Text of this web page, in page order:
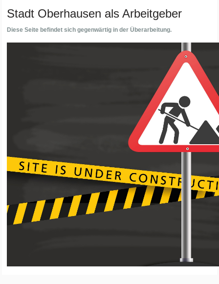
Stadt Oberhausen als Arbeitgeber
Diese Seite befindet sich gegenwärtig in der Überarbeitung.